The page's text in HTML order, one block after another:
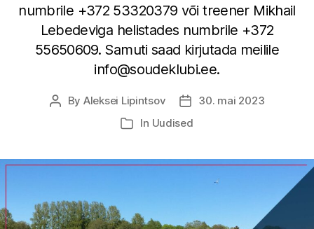
numbrile +372 53320379 või treener Mikhail
Lebedeviga helistades numbrile +372
55650609. Samuti saad kirjutada meilile
info@soudeklubi.ee.
Post
By Aleksei Lipintsov
Post
date
30. mai 2023
Categories
In Uudised